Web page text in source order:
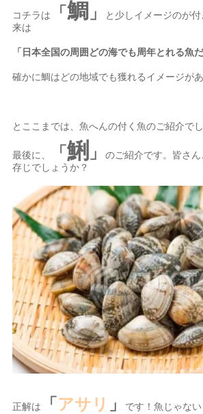
コチラは 「鯛 」
と少しイメージのが
来は
「日本全国の周囲どの海でも周年とれる魚だ
確かに鯛はどの地域でも獲れるイメージが
とここまでは、魚へんの付く魚のご紹介で
最後に、 「鯏 」のご紹介です。皆さ
存じでしょうか？
正解は 「アサリ 」 です！魚じゃない